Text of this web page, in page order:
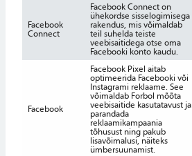
Facebook
Connect
Facebook Connect on
ühekordse sisselogimisega
rakendus, mis võimaldab
teil suhelda teiste
veebisaitidega otse oma
Facebooki konto kaudu.
Facebook
Facebook Pixel aitab
optimeerida Facebooki või
Instagrami reklaame. See
võimaldab Forbol mõõta
veebisaitide kasutatavust ja
parandada
reklaamikampaania
tõhusust ning pakub
lisavõimalusi, näiteks
ümbersuunamist.